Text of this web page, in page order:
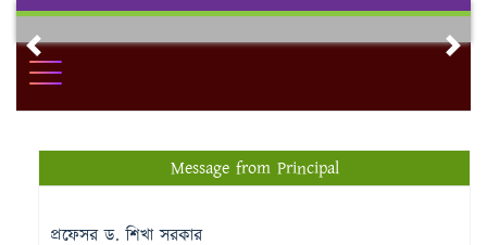
Skip
contentPrevious
Message from Principal
প্রফেসর ড. শিখা সরকার